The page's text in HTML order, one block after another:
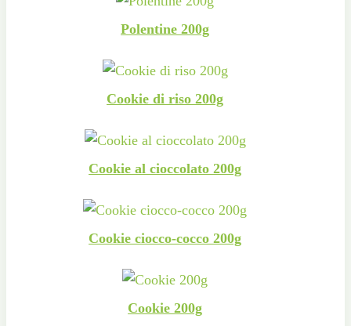
Polentine 200g
Cookie di riso 200g
Cookie al cioccolato 200g
Cookie ciocco-cocco 200g
Cookie 200g